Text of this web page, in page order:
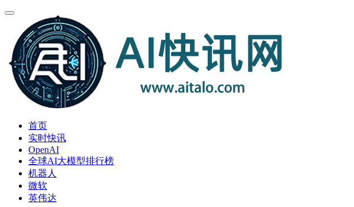
首页
实时快讯
OpenAI
全球AI大模型排行榜
机器人
微软
英伟达